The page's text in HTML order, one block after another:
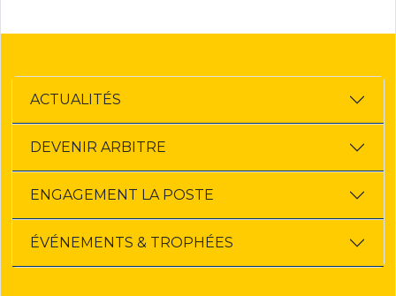
ACTUALITÉS
DEVENIR ARBITRE
ENGAGEMENT LA POSTE
ÉVÉNEMENTS & TROPHÉES